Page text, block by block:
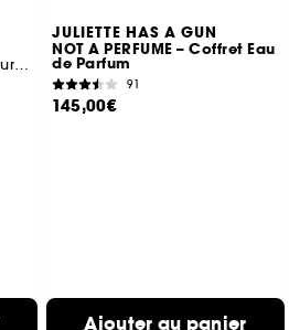
Coffret Eau de parfum pour femme
JULIETTE HAS A GUN
NOT A PERFUME – Coffret Eau
de Parfum
91
145,00€
Ajouter au panier